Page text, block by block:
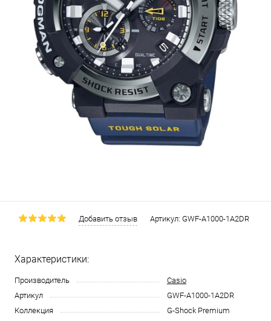
Добавить отзыв Артикул: GWF-A1000-1A2DR
Характеристики:
Производитель
Casio
Артикул
GWF-A1000-1A2DR
Коллекция
G-Shock Premium